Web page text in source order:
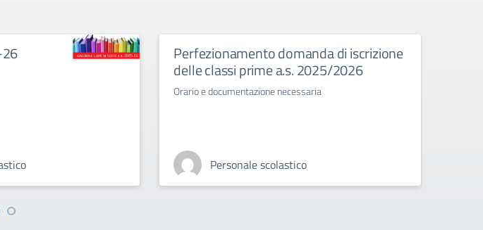
Perfezionamento domanda di iscrizione
delle classi prime a.s. 2025/2026
Orario e documentazione necessaria
Personale scolastico